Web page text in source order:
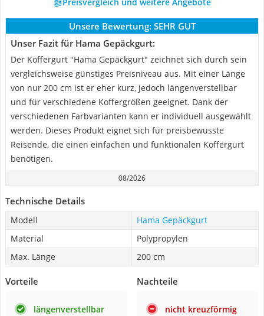
Unsere Bewertung: SEHR GUT
Unser Fazit für Hama Gepäckgurt:
Der Koffergurt "Hama Gepäckgurt" zeichnet sich durch sein
vergleichsweise günstiges Preisniveau aus. Mit einer Länge
von nur 200 cm ist er eher kurz, jedoch längenverstellbar
und für verschiedene Koffergrößen geeignet. Dank der
verschiedenen Farbvarianten kann er individuell ausgewählt
werden. Dieses Produkt eignet sich für preisbewusste
Reisende, die einen einfachen und funktionalen Koffergurt
benötigen.
08/2026
Technische Details
Modell
Hama Gepäckgurt
Material
Polypropylen
Max. Länge
200 cm
Vorteile
längenverstellbar
Nachteile
nicht kreuzförmig